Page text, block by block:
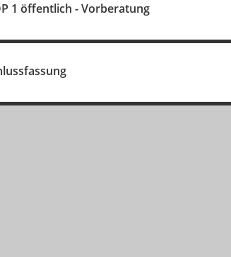
1 öffentlich - Vorberatung